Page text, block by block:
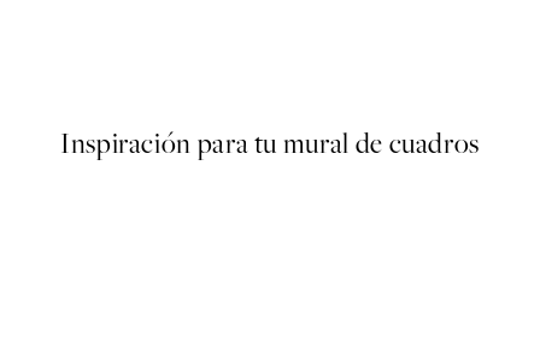
Inspiración para tu mural de cuadros